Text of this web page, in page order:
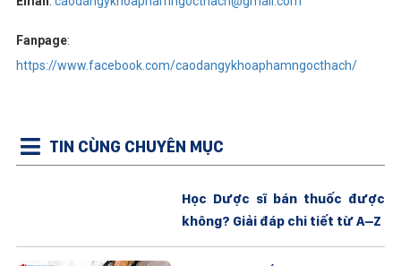
Fanpage:
https://www.facebook.com/caodangykhoaphamngocthach/
TIN CÙNG CHUYÊN MỤC
Học Dược sĩ bán thuốc được
không? Giải đáp chi tiết từ A–Z